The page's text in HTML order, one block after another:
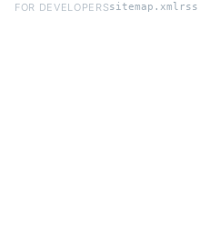
FOR DEVELOPERSsitemap.xml